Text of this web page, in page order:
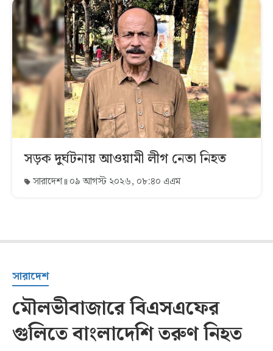
সড়ক দুর্ঘটনায় আওয়ামী লীগ নেতা নিহত
সারাদেশ ০৯ আগস্ট ২০২৬, ০৮:৪০ এএম
সারাদেশ
মৌলভীবাজারে বিএসএফের
গুলিতে বাংলাদেশি তরুণ নিহত